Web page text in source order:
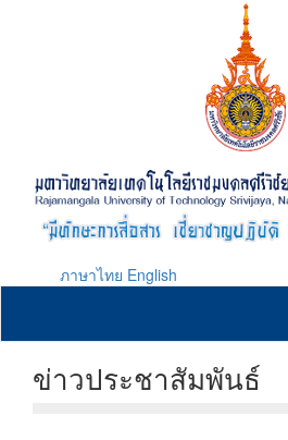
ภาษาไทย English
ข่าวประชาสัมพันธ์